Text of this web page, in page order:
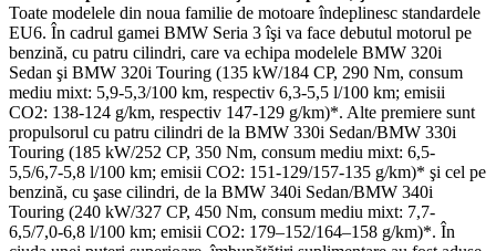
Toate modelele din noua familie de motoare îndeplinesc standardele
EU6. În cadrul gamei BMW Seria 3 îşi va face debutul motorul pe
benzină, cu patru cilindri, care va echipa modelele BMW 320i
Sedan şi BMW 320i Touring (135 kW/184 CP, 290 Nm, consum
mediu mixt: 5,9-5,3/100 km, respectiv 6,3-5,5 l/100 km; emisii
CO2: 138-124 g/km, respectiv 147-129 g/km)*. Alte premiere sunt
propulsorul cu patru cilindri de la BMW 330i Sedan/BMW 330i
Touring (185 kW/252 CP, 350 Nm, consum mediu mixt: 6,5-
5,5/6,7-5,8 l/100 km; emisii CO2: 151-129/157-135 g/km)* şi cel pe
benzină, cu şase cilindri, de la BMW 340i Sedan/BMW 340i
Touring (240 kW/327 CP, 450 Nm, consum mediu mixt: 7,7-
6,5/7,0-6,8 l/100 km; emisii CO2: 179–152/164–158 g/km)*. În